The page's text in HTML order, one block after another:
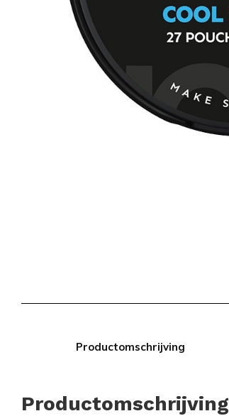
Productomschrijving
Productomschrijving